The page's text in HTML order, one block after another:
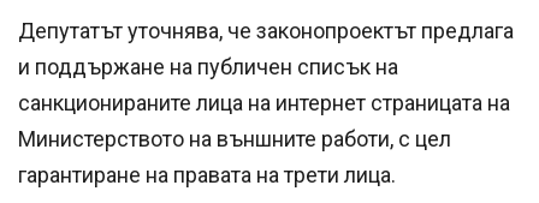
Депутатът уточнява, че законопроектът предлага
и поддържане на публичен списък на
санкционираните лица на интернет страницата на
Министерството на външните работи, с цел
гарантиране на правата на трети лица.